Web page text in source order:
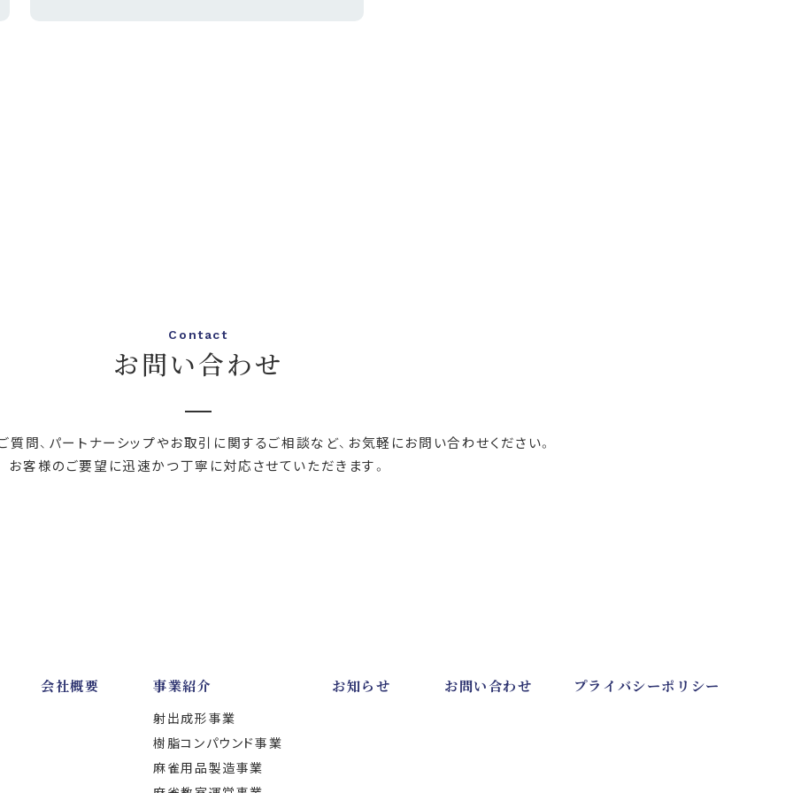
Contact
お問い合わせ
問、パートナーシップやお取引に関するご相談など、お気軽にお問い合わせください。
お客様のご要望に迅速かつ丁寧に対応させていただきます。
会社概要 事業紹介
射出成形事業
樹脂コンパウンド事業
麻雀用品製造事業
お知らせ お問い合わせ プライバシーポリシー